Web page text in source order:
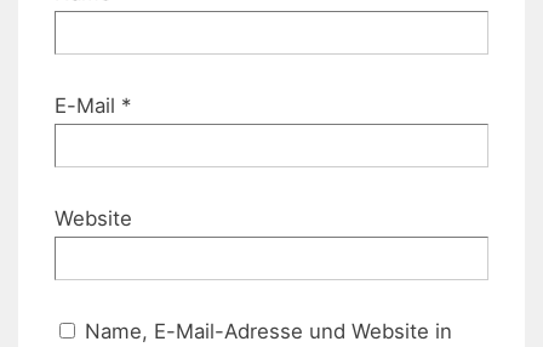
E-Mail *
Website
Name, E-Mail-Adresse und Website in